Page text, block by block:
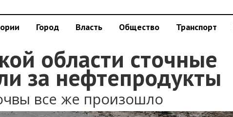
Город Власть Общество Транспорт
области сточные
за нефтепродукты
все же произошло